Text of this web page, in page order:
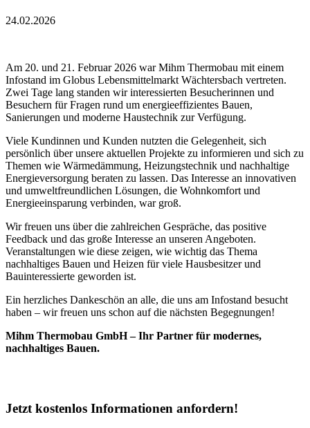
24.02.2026
Am 20. und 21. Februar 2026 war Mihm Thermobau mit einem
Infostand im Globus Lebensmittelmarkt Wächtersbach vertreten.
Zwei Tage lang standen wir interessierten Besucherinnen und
Besuchern für Fragen rund um energieeffizientes Bauen,
Sanierungen und moderne Haustechnik zur Verfügung.
Viele Kundinnen und Kunden nutzten die Gelegenheit, sich
persönlich über unsere aktuellen Projekte zu informieren und sich zu
Themen wie Wärmedämmung, Heizungstechnik und nachhaltige
Energieversorgung beraten zu lassen. Das Interesse an innovativen
und umweltfreundlichen Lösungen, die Wohnkomfort und
Energieeinsparung verbinden, war groß.
Wir freuen uns über die zahlreichen Gespräche, das positive
Feedback und das große Interesse an unseren Angeboten.
Veranstaltungen wie diese zeigen, wie wichtig das Thema
nachhaltiges Bauen und Heizen für viele Hausbesitzer und
Bauinteressierte geworden ist.
Ein herzliches Dankeschön an alle, die uns am Infostand besucht
haben – wir freuen uns schon auf die nächsten Begegnungen!
Mihm Thermobau GmbH – Ihr Partner für modernes,
nachhaltiges Bauen.
Jetzt kostenlos Informationen anfordern!